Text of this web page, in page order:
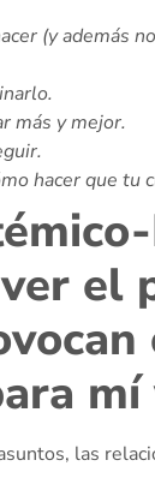
(y además
más y mejor.
hacer que
el
las